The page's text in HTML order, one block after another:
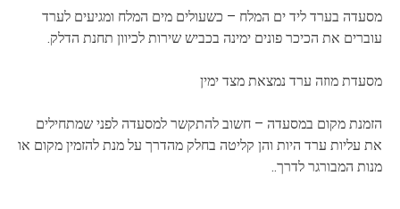
מסעדה בערד ליד ים המלח – כשעולים מים המלח ומגיעים לערד
עוברים את הכיכר פונים ימינה בכביש שירות לכיוון תחנת הדלק.
מסעדת מוזה ערד נמצאת מצד ימין
הזמנת מקום במסעדה – חשוב להתקשר למסעדה לפני שמתחילים
את עליות ערד היות והן קליטה בחלק מהדרך על מנת להזמין מקום או
מנות המבורגר לדרך..